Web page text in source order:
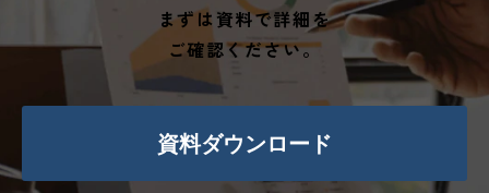
まずは資料で詳細を
ご確認ください。
資料ダウンロード